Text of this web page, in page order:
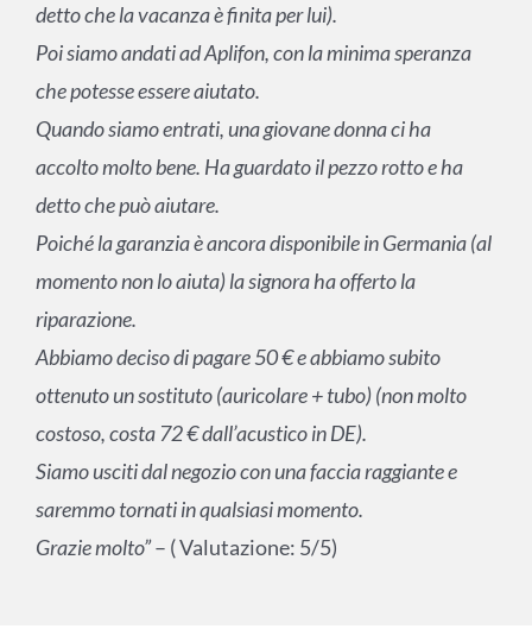
detto che la vacanza è finita per lui).
Poi siamo andati ad Aplifon, con la minima speranza
che potesse essere aiutato.
Quando siamo entrati, una giovane donna ci ha
accolto molto bene. Ha guardato il pezzo rotto e ha
detto che può aiutare.
Poiché la garanzia è ancora disponibile in Germania (al
momento non lo aiuta) la signora ha offerto la
riparazione.
Abbiamo deciso di pagare 50 € e abbiamo subito
ottenuto un sostituto (auricolare + tubo) (non molto
costoso, costa 72 € dall’acustico in DE).
Siamo usciti dal negozio con una faccia raggiante e
saremmo tornati in qualsiasi momento.
Grazie molto”– ( Valutazione: 5/5)